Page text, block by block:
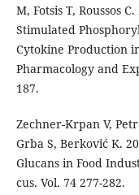
M, Fotsis T, Roussos
Stimulated
Cytokine Production
Pharmacology and
187.
Zechner-Krpan V,
Grba S, Berković K.
Glucans in Food
cus. Vol. 74 277-282.